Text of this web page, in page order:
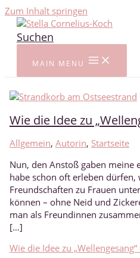
Zum Inhalt springen
Suchen
MAIN MENU
Wie die Idee zu
Allgemein, Autorin, Startseite
Nun, den Anstoß gaben meine
habe schon oft erleben
Freundschaften zu Frauen
können – ohne Neid und
man als Freundinnen
[…]
Wie die Idee zu